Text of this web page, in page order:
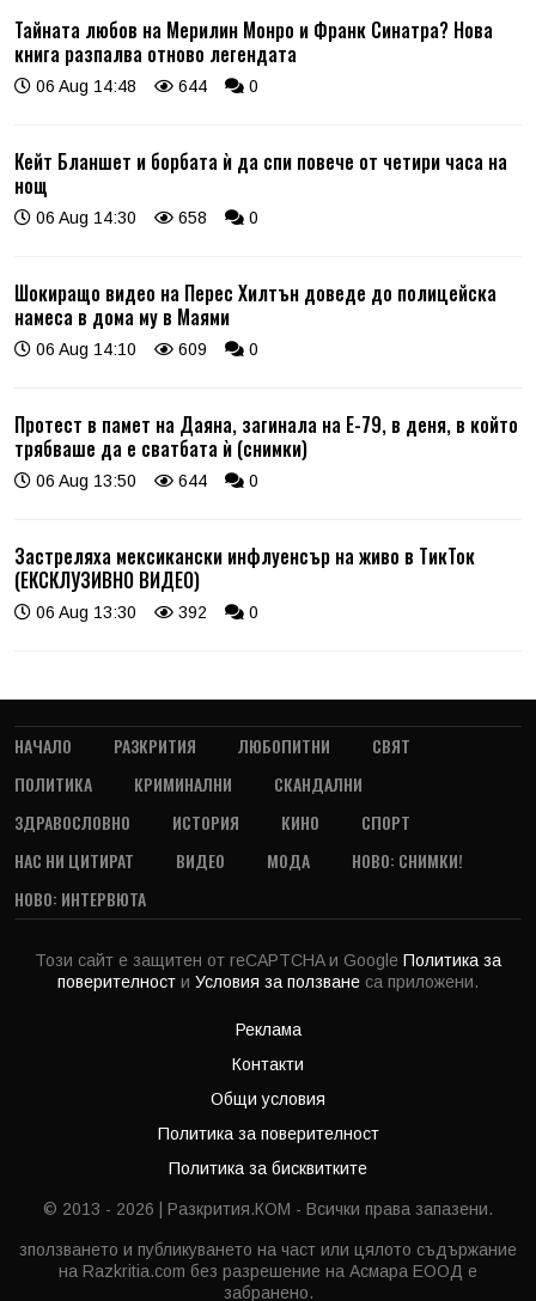
Тайната любов на Мерилин Монро и Франк Синатра? Нова
книга разпалва отново легендата
06 Aug 14:48 644 0
Кейт Бланшет и борбата ѝ да спи повече от четири часа на
нощ
06 Aug 14:30 658 0
Шокиращо видео на Перес Хилтън доведе до полицейска
намеса в дома му в Маями
06 Aug 14:10 609 0
Протест в памет на Даяна, загинала на Е-79, в деня, в който
трябваше да е сватбата ѝ (снимки)
06 Aug 13:50 644 0
Застреляха мексикански инфлуенсър на живо в ТикТок
(ЕКСКЛУЗИВНО ВИДЕО)
06 Aug 13:30 392 0
НАЧАЛО РАЗКРИТИЯ ЛЮБОПИТНИ
СВЯТ
ПОЛИТИКА
КРИМИНАЛНИ
СКАНДАЛНИ
ЗДРАВОСЛОВНО
ИСТОРИЯ КИНО
СПОРТ
НАС НИ ЦИТИРАТ
ВИДЕО МОДА
НОВО: СНИМКИ!
НОВО: ИНТЕРВЮТА
Този сайт е защитен от reCAPTCHA и Google Политика за
поверителност и Условия за ползване са приложени.
Реклама
Контакти
Общи условия
Политика за поверителност
Политика за бисквитките
© 2013 - 2026 | Разкрития.КОМ - Всички права запазени.
зползването и публикуването на част или цялото съдържание
на Razkritia.com без разрешение на Асмара ЕООД е
забранено.